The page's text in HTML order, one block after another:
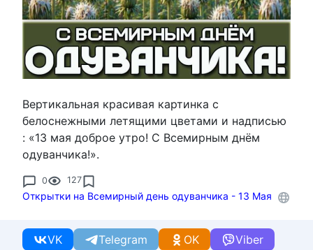
Вертикальная красивая картинка с
белоснежными летящими цветами и надписью
: «13 мая доброе утро! С Всемирным днём
одуванчика!».
0 127
Открытки на Всемирный день одуванчика - 13 Мая
VK Telegram Viber
OK